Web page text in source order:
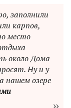
заполнили
карпов,
место
около Дома
Ну и у
нашем озере